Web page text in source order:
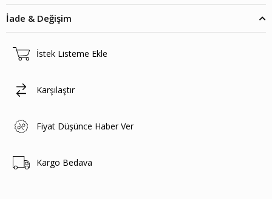
İade & Değişim
İstek Listeme Ekle
Karşılaştır
Fiyat Düşünce Haber Ver
Kargo Bedava